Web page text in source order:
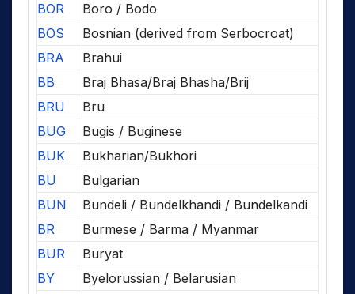
BOR
Boro / Bodo
BOS
Bosnian (derived from Serbocroat)
BRA
Brahui
BB
Braj Bhasa/Braj Bhasha/Brij
BRU
Bru
BUG
Bugis / Buginese
BUK
Bukharian/Bukhori
BU
Bulgarian
BUN
Bundeli / Bundelkhandi / Bundelkandi
BR
Burmese / Barma / Myanmar
BUR
Buryat
BY
Byelorussian / Belarusian